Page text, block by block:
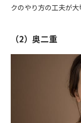
クのやり方の工夫が大
（2）奥二重